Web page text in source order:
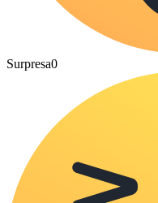
Surpresa0